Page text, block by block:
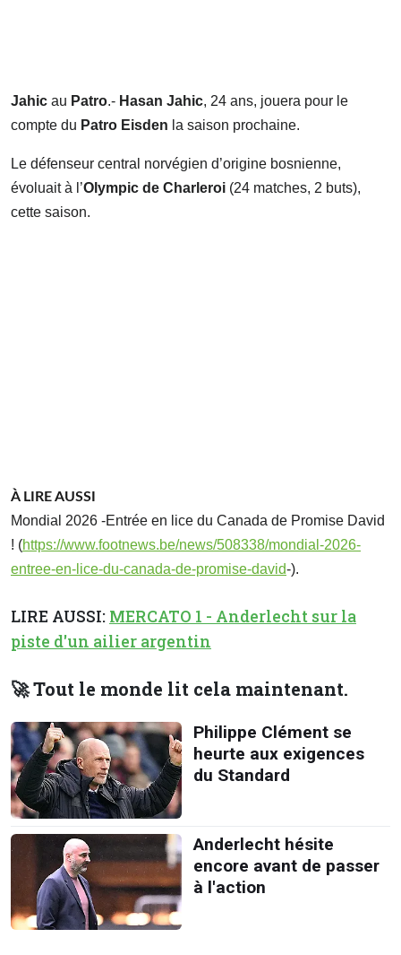
Jahic au Patro.- Hasan Jahic, 24 ans, jouera pour le
compte du Patro Eisden la saison prochaine.
Le défenseur central norvégien d’origine bosnienne,
évoluait à l’Olympic de Charleroi (24 matches, 2 buts),
cette saison.
À LIRE AUSSI
Mondial 2026 -Entrée en lice du Canada de Promise David
! (https://www.footnews.be/news/508338/mondial-2026-
entree-en-lice-du-canada-de-promise-david-).
LIRE AUSSI: MERCATO 1 - Anderlecht sur la
piste d'un ailier argentin
🚀 Tout le monde lit cela maintenant.
Philippe Clément se
heurte aux exigences
du Standard
Anderlecht hésite
encore avant de passer
à l'action